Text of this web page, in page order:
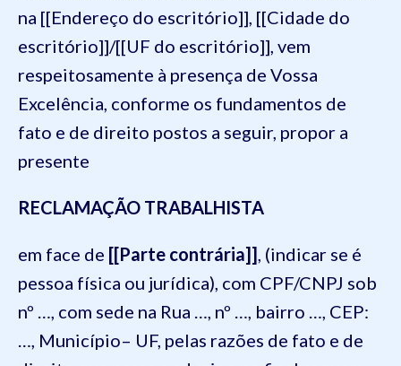
na [[Endereço do escritório]], [[Cidade do
escritório]]/[[UF do escritório]], vem
respeitosamente à presença de Vossa
Excelência, conforme os fundamentos de
fato e de direito postos a seguir, propor a
presente
RECLAMAÇÃO TRABALHISTA
em face de [[Parte contrária]] , (indicar se é
pessoa física ou jurídica), com CPF/CNPJ sob
nº …, com sede na Rua …, nº …, bairro …, CEP:
…, Município– UF, pelas razões de fato e de